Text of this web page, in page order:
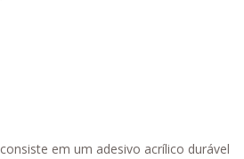
consiste em um adesivo acrílico durável